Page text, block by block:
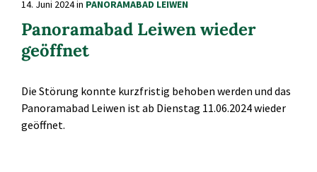
14. Juni 2024in PANORAMABAD LEIWEN
Panoramabad Leiwen wieder
geöffnet
Die Störung konnte kurzfristig behoben werden und das
Panoramabad Leiwen ist ab Dienstag 11.06.2024 wieder
geöffnet.